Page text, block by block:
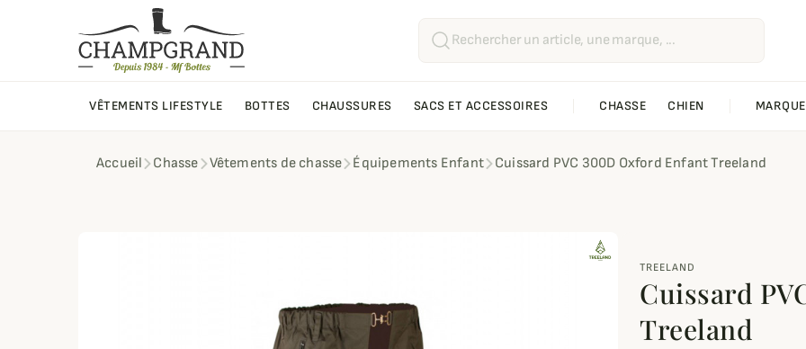
VÊTEMENTS LIFESTYLE BOTTES CHAUSSURES SACS ET ACCESSOIRES CHASSE CHIEN
Accueil Chasse Vêtements de chasse Équipements Enfant Cuissard PVC 300D Oxford Enfant Treeland
TREELAND
Cuissard
Treeland